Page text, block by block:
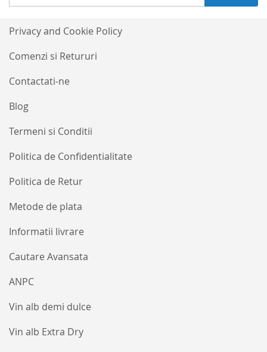
Termeni si Conditii
Politica de Confidentialitate
Politica de Retur
Metode de plata
Informatii livrare
Cautare Avansata
ANPC
Vin alb demi dulce
Vin alb Extra Dry
Privacy and Cookie Policy
Comenzi si Retururi
Contactati-ne
Blog
va
Buletinele
noastre
informative